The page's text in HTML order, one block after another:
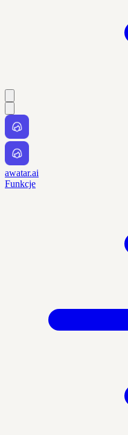
awatar.ai
Funkcje